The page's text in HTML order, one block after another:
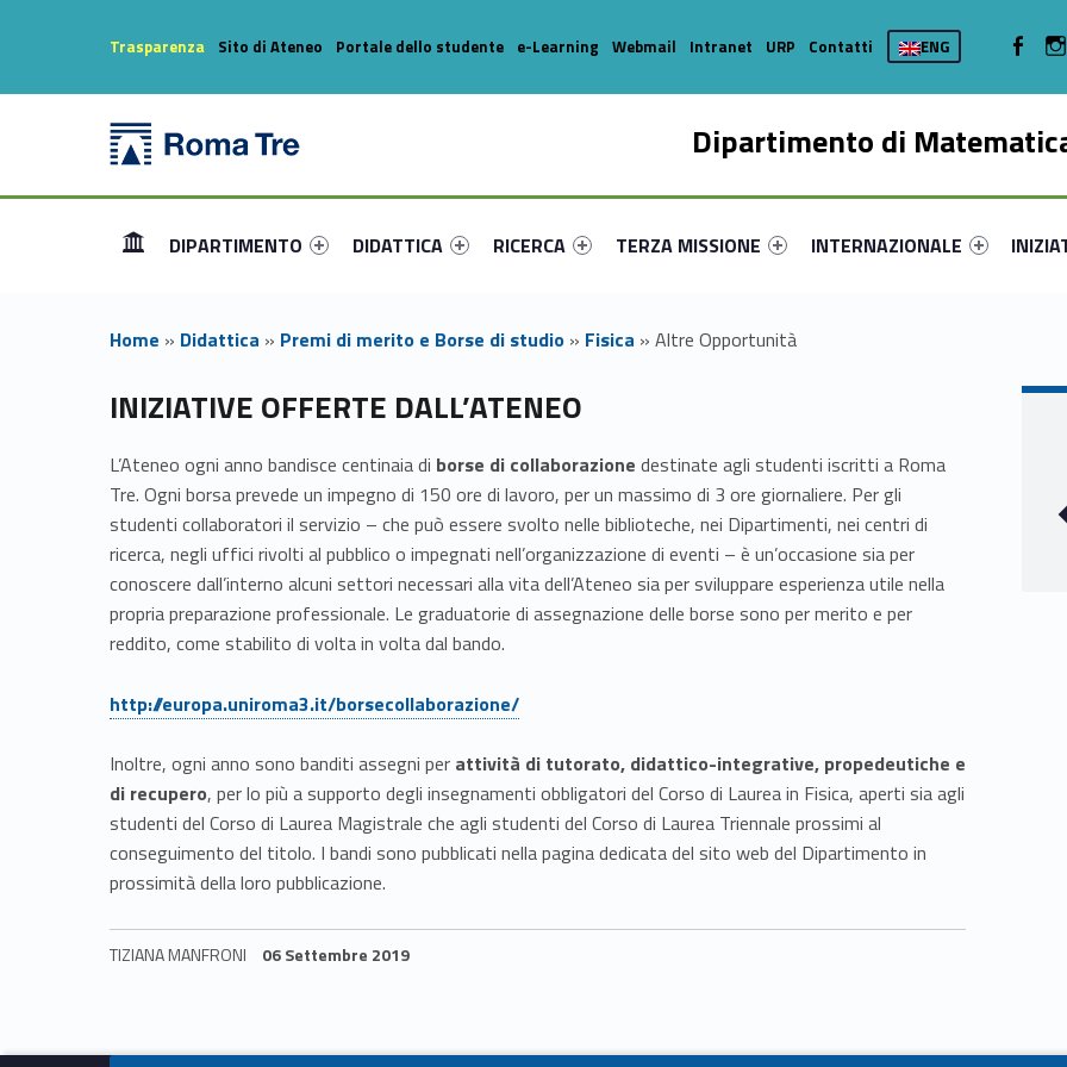
Altre Opportunità - Dipartimento di Matematica e Fisica Dipartimento di Matematica e Fisica
Dipartimento di Matematica e Fisica dell'Università degli Studi Roma Tre
Dipartimento di
Primary MenuLink identifier #link-menu-primary-83389-1
DIPARTIMENTO
Link identifier #link-menu-primary-14736-16
DIDATTICA
Link identifier #link-menu-primary-37255-35
RICERCA
Link identifier #link-menu-primary-23669-44
TERZA MISSIONE
Link identifier #link-menu-
INTERNAZIONALE
Link
Header info sidebar
Trasparenza Sito di Ateneo Portale dello studente e-Learning Webmail Intranet URP Contatti ENG
Home » Didattica » Premi di merito e Borse di studio » Fisica » Altre Opportunità
A
l
t
r
e
O
p
p
o
r
INIZIATIVE OFFERTE DALL’ATENEO
L’Ateneo ogni anno bandisce centinaia di borse di collaborazione destinate agli studenti iscritti a Roma
Tre. Ogni borsa prevede un impegno di 150 ore di lavoro, per un massimo di 3 ore giornaliere. Per gli
studenti collaboratori il servizio – che può essere svolto nelle biblioteche, nei Dipartimenti, nei centri di
ricerca, negli uffici rivolti al pubblico o impegnati nell’organizzazione di eventi – è un’occasione sia per
conoscere dall’interno alcuni settori necessari alla vita dell’Ateneo sia per sviluppare esperienza utile nella
propria preparazione professionale. Le graduatorie di assegnazione delle borse sono per merito e per
reddito, come stabilito di volta in volta dal bando.
Link identifier #identifier__166502-1http://europa.uniroma3.it/borsecollaborazione/
Inoltre, ogni anno sono banditi assegni per attività di tutorato, didattico-integrative, propedeutiche e
di recupero, per lo più a supporto degli insegnamenti obbligatori del Corso di Laurea in Fisica, aperti sia agli
studenti del Corso di Laurea Magistrale che agli studenti del Corso di Laurea Triennale prossimi al
conseguimento del titolo. I bandi sono pubblicati nella pagina dedicata del sito web del Dipartimento in
prossimità della loro pubblicazione.
TIZIANA MANFRONI 06 Settembre 2019